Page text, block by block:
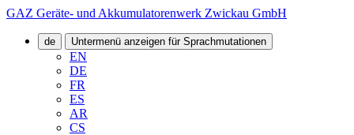
GAZ Geräte- und Akkumulatorenwerk Zwickau GmbH
de Untermenü anzeigen für Sprachmutationen
EN
DE
FR
ES
AR
CS